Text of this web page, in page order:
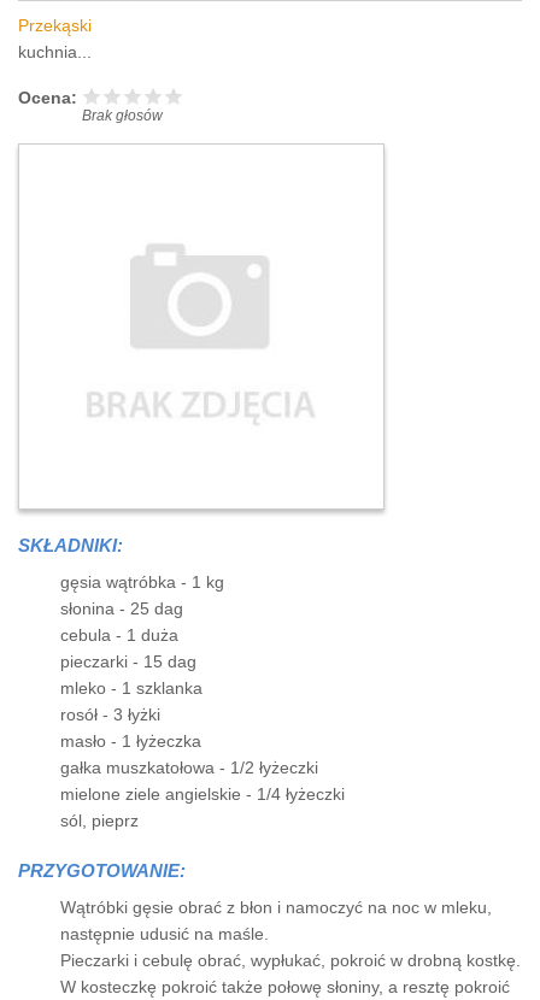
Przekąski
kuchnia...
Ocena:
Brak głosów
SKŁADNIKI:
gęsia wątróbka - 1 kg
słonina - 25 dag
cebula - 1 duża
pieczarki - 15 dag
mleko - 1 szklanka
rosół - 3 łyżki
masło - 1 łyżeczka
gałka muszkatołowa - 1/2 łyżeczki
mielone ziele angielskie - 1/4 łyżeczki
sól, pieprz
PRZYGOTOWANIE:
Wątróbki gęsie obrać z błon i namoczyć na noc w mleku,
następnie udusić na maśle.
Pieczarki i cebulę obrać, wypłukać, pokroić w drobną kostkę.
W kosteczkę pokroić także połowę słoniny, a resztę pokroić